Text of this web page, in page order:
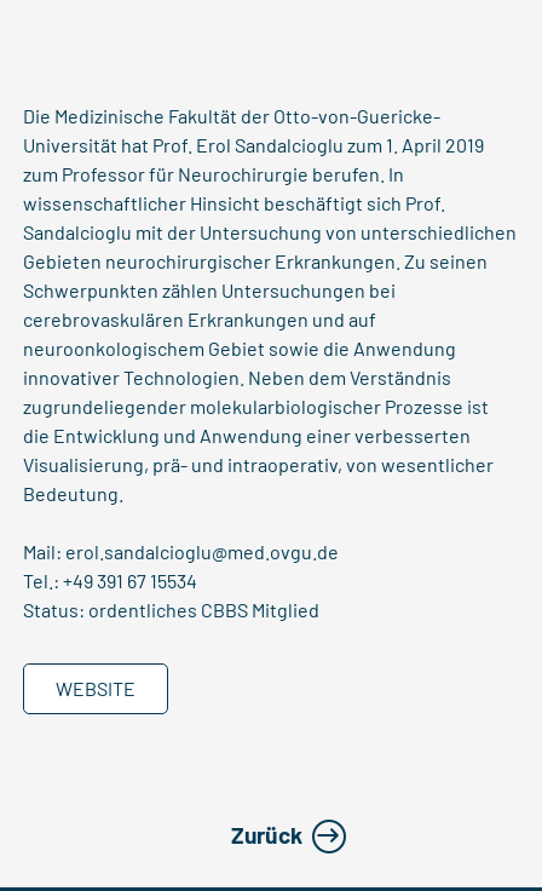
Die Medizinische Fakultät der Otto-von-Guericke-
Universität hat Prof. Erol Sandalcioglu zum 1. April 2019
zum Professor für Neurochirurgie berufen. In
wissenschaftlicher Hinsicht beschäftigt sich Prof.
Sandalcioglu mit der Untersuchung von unterschiedlichen
Gebieten neurochirurgischer Erkrankungen. Zu seinen
Schwerpunkten zählen Untersuchungen bei
cerebrovaskulären Erkrankungen und auf
neuroonkologischem Gebiet sowie die Anwendung
innovativer Technologien. Neben dem Verständnis
zugrundeliegender molekularbiologischer Prozesse ist
die Entwicklung und Anwendung einer verbesserten
Visualisierung, prä- und intraoperativ, von wesentlicher
Bedeutung.
Mail: erol.sandalcioglu@med.ovgu.de
Tel.: +49 391 67 15534
Status: ordentliches CBBS Mitglied
WEBSITE
Zurück